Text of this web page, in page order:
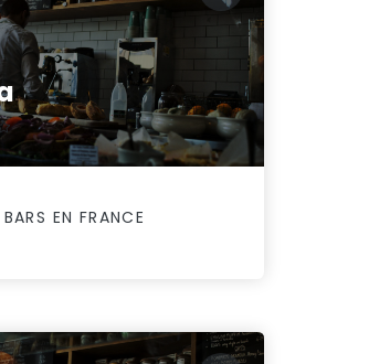
BARS EN FRANCE